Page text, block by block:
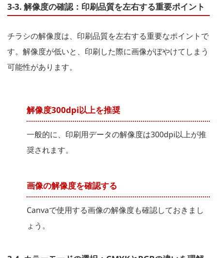
3-3. 解像度の確認：印刷品質を左右する重要ポイント
チラシの解像度は、印刷品質を左右する重要なポイントで
す。解像度が低いと、印刷した際に画像がぼやけてしまう
可能性があります。
解像度300dpi以上を推奨
一般的に、印刷用データの解像度は300dpi以上が推
奨されます。
画像の解像度を確認する
Canvaで使用する画像の解像度も確認しておきまし
ょう。